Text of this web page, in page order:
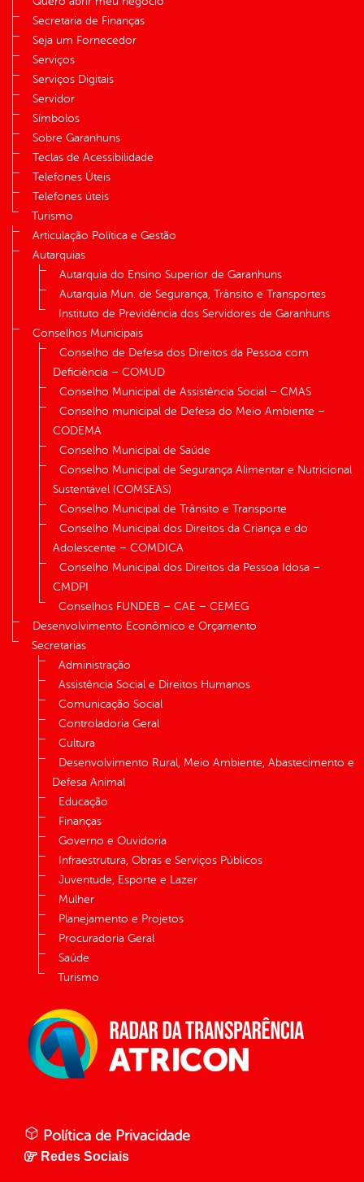
Secretaria de Finanças
Seja um Fornecedor
Serviços
Serviços Digitais
Servidor
Símbolos
Sobre Garanhuns
Teclas de Acessibilidade
Telefones Úteis
Telefones úteis
Turismo
Articulação Política e Gestão
Autarquias
Autarquia do Ensino Superior de Garanhuns
Autarquia Mun. de Segurança, Trânsito e Transportes
Instituto de Previdência dos Servidores de Garanhuns
Conselhos Municipais
Conselho de Defesa dos Direitos da Pessoa com
Deficiência – COMUD
Conselho Municipal de Assistência Social – CMAS
Conselho municipal de Defesa do Meio Ambiente –
CODEMA
Conselho Municipal de Saúde
Conselho Municipal de Segurança Alimentar e Nutricional
Sustentável (COMSEAS)
Conselho Municipal de Trânsito e Transporte
Conselho Municipal dos Direitos da Criança e do
Adolescente – COMDICA
Conselho Municipal dos Direitos da Pessoa Idosa –
CMDPI
Conselhos FUNDEB – CAE – CEMEG
Desenvolvimento Econômico e Orçamento
Secretarias
Administração
Assistência Social e Direitos Humanos
Comunicação Social
Controladoria Geral
Cultura
Desenvolvimento Rural, Meio Ambiente, Abastecimento e
Defesa Animal
Educação
Finanças
Governo e Ouvidoria
Infraestrutura, Obras e Serviços Públicos
Juventude, Esporte e Lazer
Mulher
Planejamento e Projetos
Procuradoria Geral
Saúde
Turismo
Política de Privacidade
Redes Sociais